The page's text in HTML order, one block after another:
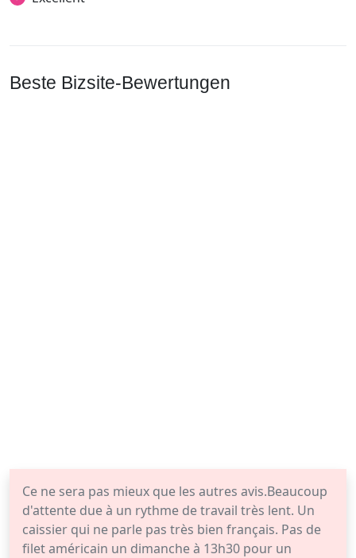
Beste Bizsite-Bewertungen
Ce ne sera pas mieux que les autres avis.Beaucoup
d'attente due à un rythme de travail très lent. Un
caissier qui ne parle pas très bien français. Pas de
filet américain un dimanche à 13h30 pour un